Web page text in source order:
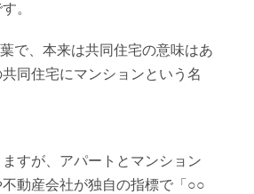
。
で、本来は共同住宅の意味はあ
同住宅にマンションという名
すが、アパートとマンション
動産会社が独自の指標で「○○